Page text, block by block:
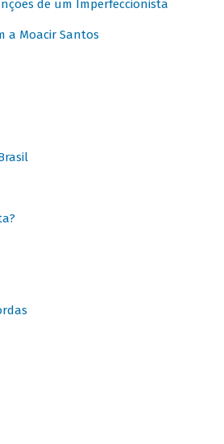
de um Imperfeccionista
a Moacir Santos